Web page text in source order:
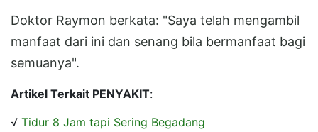
Doktor Raymon berkata: "Saya telah mengambil
manfaat dari ini dan senang bila bermanfaat bagi
semuanya".
Artikel Terkait PENYAKIT:
√ Tidur 8 Jam tapi Sering Begadang